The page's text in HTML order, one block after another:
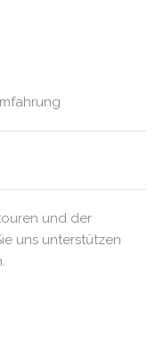
und der
uns unterstützen